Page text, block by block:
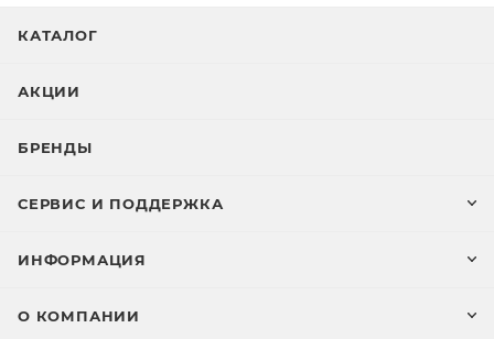
КАТАЛОГ
АКЦИИ
БРЕНДЫ
СЕРВИС И ПОДДЕРЖКА
ИНФОРМАЦИЯ
О КОМПАНИИ